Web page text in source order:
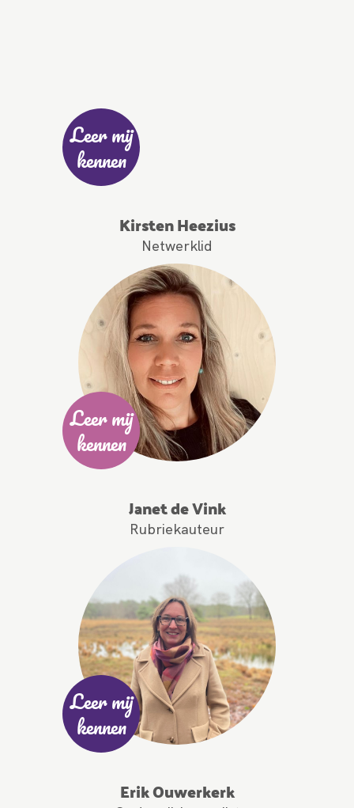
Leer mij
kennen
Kirsten Heezius
Netwerklid
Leer mij
kennen
Janet de Vink
Rubriekauteur
Leer mij
kennen
Erik Ouwerkerk